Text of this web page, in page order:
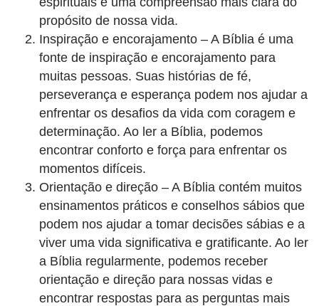
propósito de nossa vida.
Inspiração e encorajamento – A Bíblia é uma
fonte de inspiração e encorajamento para
muitas pessoas. Suas histórias de fé,
perseverança e esperança podem nos ajudar a
enfrentar os desafios da vida com coragem e
determinação. Ao ler a Bíblia, podemos
encontrar conforto e força para enfrentar os
momentos difíceis.
Orientação e direção – A Bíblia contém muitos
ensinamentos práticos e conselhos sábios que
podem nos ajudar a tomar decisões sábias e a
viver uma vida significativa e gratificante. Ao ler
a Bíblia regularmente, podemos receber
orientação e direção para nossas vidas e
encontrar respostas para as perguntas mais